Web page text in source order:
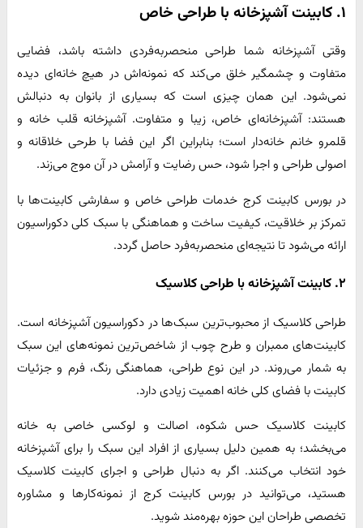
۱. کابینت آشپزخانه با طراحی خاص
وقتی آشپزخانه شما طراحی منحصربه‌فردی داشته باشد، فضایی
متفاوت و چشمگیر خلق می‌کند که نمونه‌اش در هیچ خانه‌ای دیده
نمی‌شود. این همان چیزی است که بسیاری از بانوان به دنبالش
هستند: آشپزخانه‌ای خاص، زیبا و متفاوت. آشپزخانه قلب خانه و
قلمرو خانم خانه‌دار است؛ بنابراین اگر این فضا با طرحی خلاقانه و
اصولی طراحی و اجرا شود، حس رضایت و آرامش در آن موج می‌زند.
در بورس کابینت کرج خدمات طراحی خاص و سفارشی کابینت‌ها با
تمرکز بر خلاقیت، کیفیت ساخت و هماهنگی با سبک کلی دکوراسیون
ارائه می‌شود تا نتیجه‌ای منحصربه‌فرد حاصل گردد.
۲. کابینت آشپزخانه با طراحی کلاسیک
طراحی کلاسیک از محبوب‌ترین سبک‌ها در دکوراسیون آشپزخانه است.
کابینت‌های ممبران و طرح چوب از شاخص‌ترین نمونه‌های این سبک
به شمار می‌روند. در این نوع طراحی، هماهنگی رنگ، فرم و جزئیات
کابینت با فضای کلی خانه اهمیت زیادی دارد.
کابینت کلاسیک حس شکوه، اصالت و لوکسی خاصی به خانه
می‌بخشد؛ به همین دلیل بسیاری از افراد این سبک را برای آشپزخانه
خود انتخاب می‌کنند. اگر به دنبال طراحی و اجرای کابینت کلاسیک
هستید، می‌توانید در بورس کابینت کرج از نمونه‌کارها و مشاوره
تخصصی طراحان این حوزه بهره‌مند شوید.